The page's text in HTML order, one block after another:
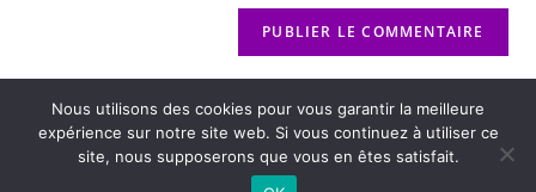
Nous utilisons des cookies pour vous garantir la meilleure
expérience sur notre site web. Si vous continuez à utiliser ce
site, nous supposerons que vous en êtes satisfait.